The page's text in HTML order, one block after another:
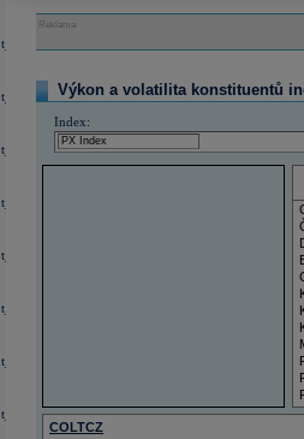
Reklama
Výkon a volatilita konstituentů
Index:
COLTCZ